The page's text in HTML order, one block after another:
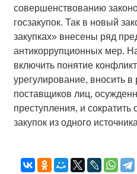
совершенствованию
госзакупок. Так в новый
закупках» внесены ряд
антикоррупционных мер.
включить понятие
урегулирование, вносить
поставщиков лиц,
преступления, и
закупок из одного